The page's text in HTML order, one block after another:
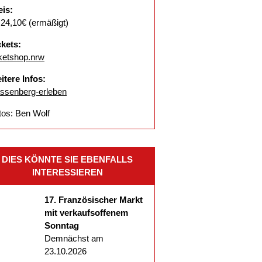
(ermäßigt)
Infos:
erleben
Ben Wolf
DIES KÖNNTE SIE EBENFALLS
INTERESSIEREN
17. Französischer Markt
mit verkaufsoffenem
Sonntag
Demnächst am
23.10.2026